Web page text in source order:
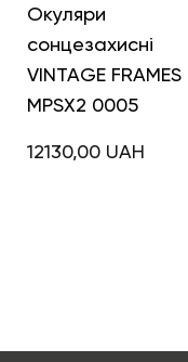
Окуляри
сонцезахисні
VINTAGE FRAMES
MPSX2 0005
12130,00 UAH